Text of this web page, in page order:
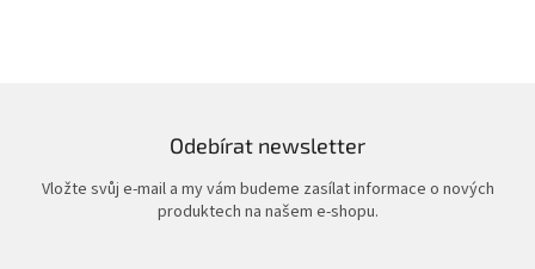
Odebírat newsletter
Vložte svůj e-mail a my vám budeme zasílat informace o nových
produktech na našem e-shopu.